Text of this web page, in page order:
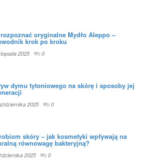
oryginalne Mydło Aleppo –
krok po kroku
2025 0
dymu tytoniowego na skórę i sposoby jej
2025 0
skóry – jak kosmetyki wpływają na
równowagę bakteryjną?
2025 0